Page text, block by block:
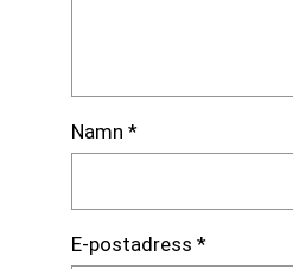
Namn *
E-postadress *